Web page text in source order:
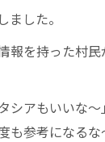
ました。
報を持った村
シアもいいな〜」
も参考になるな